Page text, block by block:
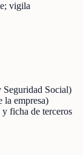
vigila
Social)
la empresa)
ficha de terceros